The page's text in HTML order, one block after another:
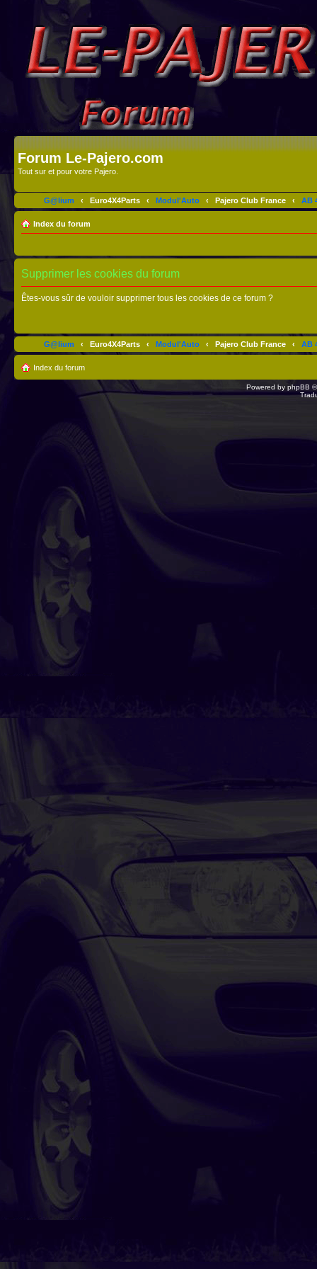
Forum Le-Pajero.com
Tout sur et pour votre Pajero.
G@lium ‹ Euro4X4Parts ‹ Modul'Auto ‹ Pajero Club France ‹ AB
Index du forum
Supprimer les cookies du forum
Êtes-vous sûr de vouloir supprimer tous les cookies de ce forum ?
G@lium ‹ Euro4X4Parts ‹ Modul'Auto ‹ Pajero Club France ‹ AB
Index du forum
Powered by phpBB